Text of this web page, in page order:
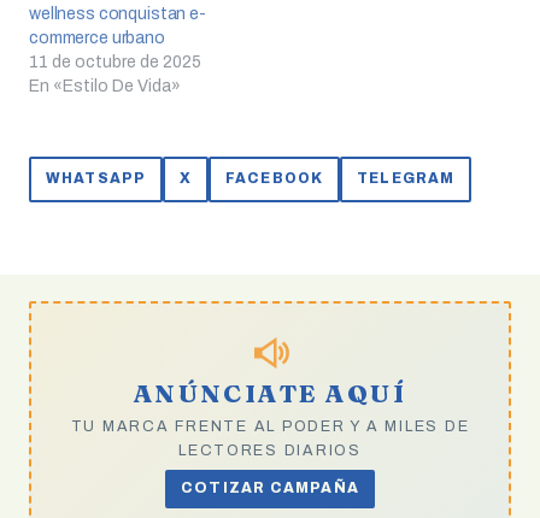
wellness conquistan e-
commerce urbano
11 de octubre de 2025
En «Estilo De Vida»
WHATSAPP X FACEBOOK TELEGRAM
ANÚNCIATE AQUÍ
TU MARCA FRENTE AL PODER Y A MILES DE
LECTORES DIARIOS
COTIZAR CAMPAÑA